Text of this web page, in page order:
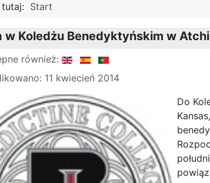
Start
w Koledżu Benedyktyńskim w
również:
11 kwiecień 2014
Do